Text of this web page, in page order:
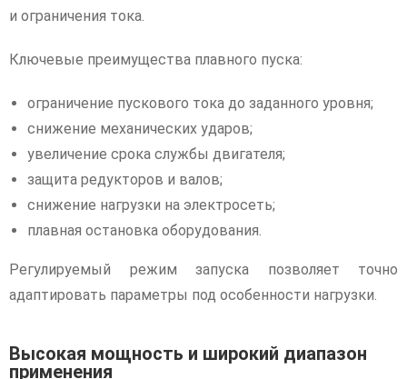
и ограничения тока.
Ключевые преимущества плавного пуска:
ограничение пускового тока до заданного уровня;
снижение механических ударов;
увеличение срока службы двигателя;
защита редукторов и валов;
снижение нагрузки на электросеть;
плавная остановка оборудования.
Регулируемый режим запуска позволяет точно
адаптировать параметры под особенности нагрузки.
Высокая мощность и широкий диапазон
применения